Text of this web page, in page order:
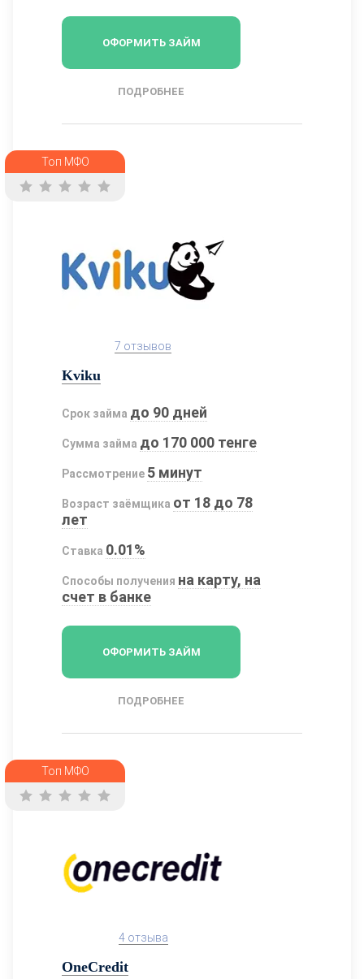
ОФОРМИТЬ ЗАЙМ
ПОДРОБНЕЕ
Топ МФО
7 отзывов
Kviku
Срок займа до 90 дней
Сумма займа до 170 000 тенге
Рассмотрение 5 минут
Возраст заёмщика от 18 до 78
лет
Ставка 0.01%
Способы получения на карту, на
счет в банке
ОФОРМИТЬ ЗАЙМ
ПОДРОБНЕЕ
Топ МФО
4 отзыва
OneCredit